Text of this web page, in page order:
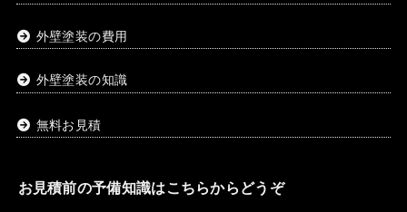
外壁塗装の費用
外壁塗装の知識
無料お見積
お見積前の予備知識はこちらからどうぞ